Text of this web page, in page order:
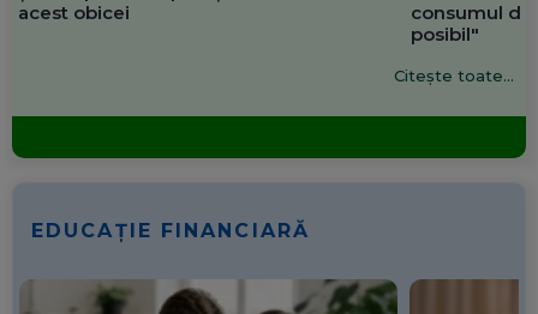
acest obicei
consumul de
posibil"
Citește toate...
EDUCAȚIE FINANCIARĂ